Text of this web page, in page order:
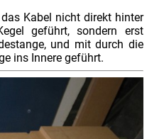
Kabel nicht direkt hinter
geführt, sondern erst
und mit durch die
ins Innere geführt.